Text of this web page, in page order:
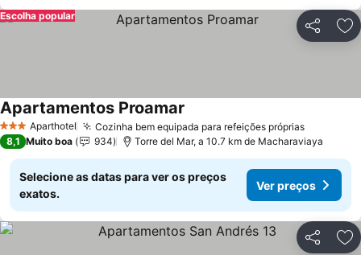
Partilhar
Escolha popular
3 EstrelasAparthotel Cozinha bem equipada para refeições própriasVer
Apartamentos Proamar
8,1 Muito boa 934 Torre del Mar, a 10.7 km de Macharaviaya
Selecione as datas para ver os preços
exatos.
Ver preços
Partilhar